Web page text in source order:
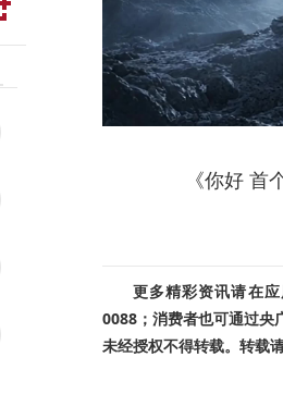
《你好
更多精彩资讯请在
0088；消费者也可通过央
未经授权不得转载。转载